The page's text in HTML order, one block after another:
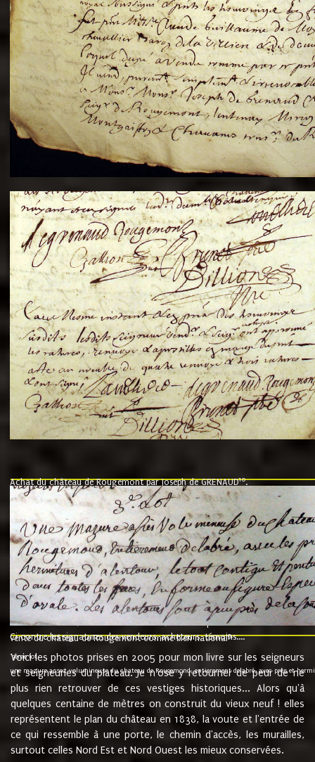
Achat du château de Rougemont par Joseph de GRENAUD10.
"l'an mil six cent soixante treze le ving neuvième jour du mois de
nommé fut présent Messire Claude Guillaume de Moyriat chevalier baron
vend, purement simplement et irrevocablement a monseigneur monsieur
et chavannes conseiller du roy au parlement de Bourgogne, present et
que le dit seigneur Baron de la Vellière a sur ses hommes, indivisables et
de la Velliere tout ainsi et comme le dit seigneur Baron et ses
présent......"
suivent les rentes, donation des terriers, etc... au prix de 880 livre louis
Ci contre les signatures des vendeurs, acheteurs, témoins....
vente du château de Rougemont comme bien national9.
"3ème lot
une mazure assez volumineuse du chateau de Rougemond, entierement delabré, avec près et
Voici les photos prises en 2005 pour mon livre sur les seigneurs
et seigneuries du plateau. Je n'ose y retourner de peur de ne
plus rien retrouver de ces vestiges historiques... Alors qu'à
quelques centaine de mètres on construit du vieux neuf ! elles
représentent le plan du château en 1838, la voute et l'entrée de
ce qui ressemble à une porte, le chemin d'accès, les murailles,
surtout celles Nord Est et Nord Ouest les mieux conservées.